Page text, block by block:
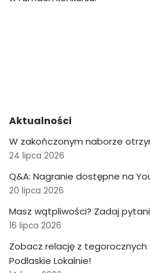
Aktualności
W zakończonym naborze
24 lipca 2026
Q&A: Nagranie dostępne na
20 lipca 2026
Masz wątpliwości? Zadaj
16 lipca 2026
Zobacz relację z
Podlaskie Lokalnie!